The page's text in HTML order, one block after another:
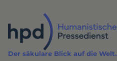
Inhalt
Der säkulare Blick auf die Welt.